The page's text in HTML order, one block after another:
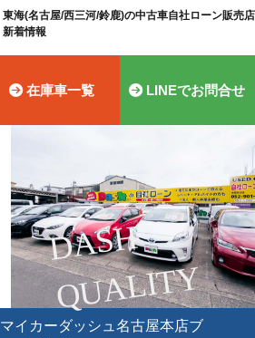
東海(名古屋/西三河/鈴鹿)の中古車自社ローン販売
新着情報
在庫車一覧 LINEでお問合せ
D
A
S
H
Q
U
A
LI
T
Y
マイカーダッシュ名古屋本店ブ